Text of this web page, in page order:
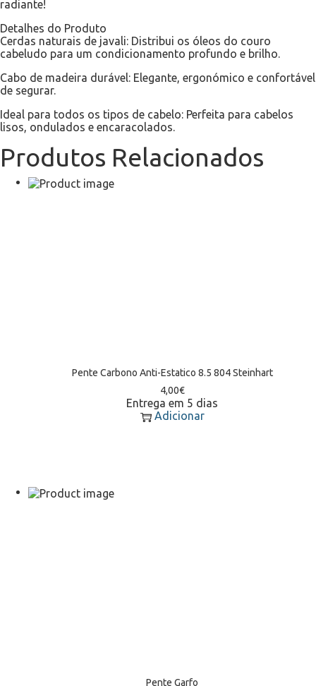
radiante!
Detalhes do Produto
Cerdas naturais de javali: Distribui os óleos do couro
cabeludo para um condicionamento profundo e brilho.
Cabo de madeira durável: Elegante, ergonómico e confortável
de segurar.
Ideal para todos os tipos de cabelo: Perfeita para cabelos
lisos, ondulados e encaracolados.
Produtos Relacionados
Pente Carbono Anti-Estatico 8.5 804 Steinhart
4,00€
Entrega em 5 dias
Adicionar
Pente Garfo